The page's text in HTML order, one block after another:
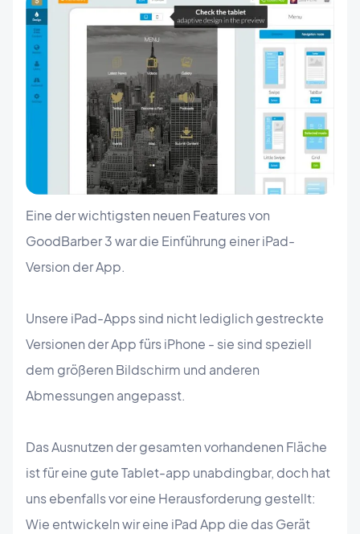
Eine der wichtigsten neuen Features von
GoodBarber 3 war die Einführung einer iPad-
Version der App.
Unsere iPad-Apps sind nicht lediglich gestreckte
Versionen der App fürs iPhone - sie sind speziell
dem größeren Bildschirm und anderen
Abmessungen angepasst.
Das Ausnutzen der gesamten vorhandenen Fläche
ist für eine gute Tablet-app unabdingbar, doch hat
uns ebenfalls vor eine Herausforderung gestellt:
Wie entwickeln wir eine iPad App die das Gerät